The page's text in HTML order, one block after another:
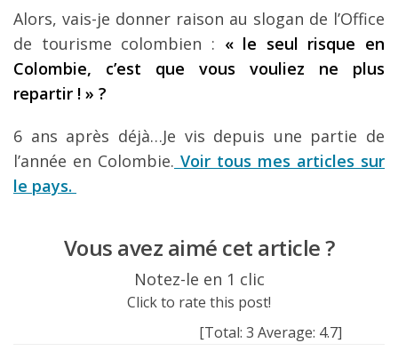
Alors, vais-je donner raison au slogan de l’Office
de tourisme colombien : « le seul risque en
Colombie, c’est que vous vouliez ne plus
repartir ! » ?
6 ans après déjà…Je vis depuis une partie de
l’année en Colombie. Voir tous mes articles sur
le pays.
Vous avez aimé cet article ?
Notez-le en 1 clic
Click to rate this post!
[Total: 3 Average: 4.7]